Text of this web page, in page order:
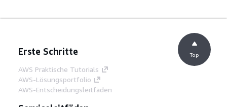
Erste Schritte
AWS Praktische Tutorials
AWS-Lösungsportfolio
AWS-Entscheidungsleitfäden
Top